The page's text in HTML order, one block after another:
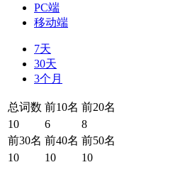
PC端
移动端
7天
30天
3个月
总词数 前10名 前20名
10
6
8
前30名 前40名 前50名
10
10 10